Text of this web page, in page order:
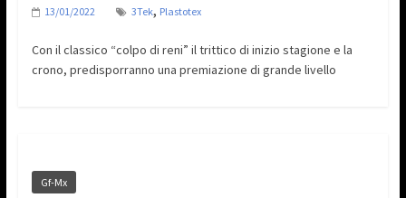
13/01/2022 3Tek, Plastotex
Con il classico “colpo di reni” il trittico di inizio stagione e la
crono, predisporranno una premiazione di grande livello
Gf-Mx